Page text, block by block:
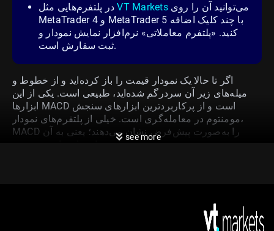
در پلتفرم‌هایی مثلVT Marketsمی‌توانید آن را روی
MetaTrader 4 و MetaTrader 5 با چند کلیک اضافه
کنید. «پلتفرم معاملاتی» نرم‌افزار نمایش نمودار و
ثبت سفارش است.
اگر تا حالا یک نمودار قیمت را باز کرده‌اید و از خطوط و
میله‌های زیر آن سردرگم شده‌اید، طبیعی است. یکی از این
ابزارها MACD است و از پرکاربردترین ابزارهای سنجش
مومنتوم در معامله‌گری است. خیلی از پلتفرم‌های نمودار،
MACD را به‌صورت پیش‌فرض نشان می‌دهند؛ یعنی به آن
می‌دهد، تغییرات روند را زودتر می‌بینید و زمان ورود و خروج
see more